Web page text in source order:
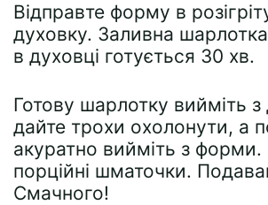
Відправте форму в
духовку. Заливна
в духовці готується 30 хв.
Готову шарлотку вийміть з
дайте трохи охолонути, а
акуратно вийміть з форми.
порційні шматочки.
Смачного!